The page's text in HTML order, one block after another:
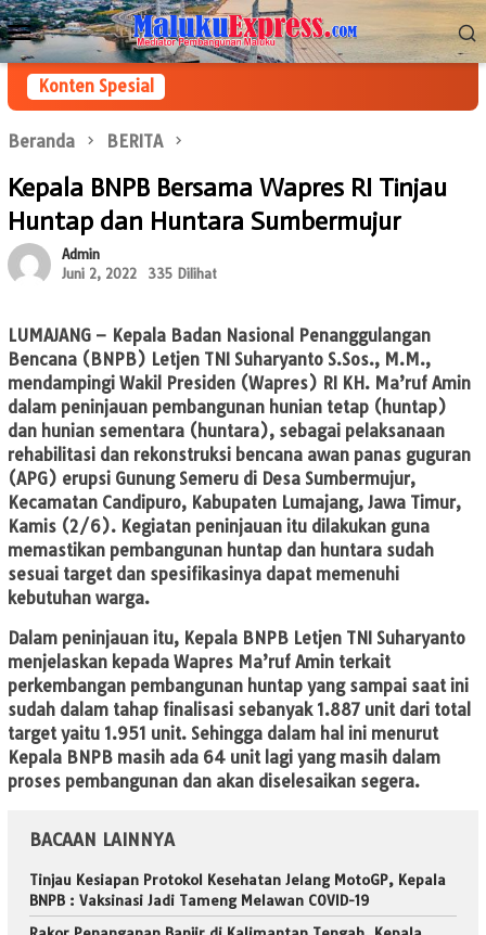
Loncat
ke
konten
Menu
Mobile
Konten Spesial
Beranda BERITA
Kepala BNPB Bersama Wapres RI Tinjau
Huntap dan Huntara Sumbermujur
Admin
Juni 2, 2022
335 Dilihat
LUMAJANG – Kepala Badan Nasional Penanggulangan
Bencana (BNPB) Letjen TNI Suharyanto S.Sos., M.M.,
mendampingi Wakil Presiden (Wapres) RI KH. Ma’ruf Amin
dalam peninjauan pembangunan hunian tetap (huntap)
dan hunian sementara (huntara), sebagai pelaksanaan
rehabilitasi dan rekonstruksi bencana awan panas guguran
(APG) erupsi Gunung Semeru di Desa Sumbermujur,
Kecamatan Candipuro, Kabupaten Lumajang, Jawa Timur,
Kamis (2/6). Kegiatan peninjauan itu dilakukan guna
memastikan pembangunan huntap dan huntara sudah
sesuai target dan spesifikasinya dapat memenuhi
kebutuhan warga.
Dalam peninjauan itu, Kepala BNPB Letjen TNI Suharyanto
menjelaskan kepada Wapres Ma’ruf Amin terkait
perkembangan pembangunan huntap yang sampai saat ini
sudah dalam tahap finalisasi sebanyak 1.887 unit dari total
target yaitu 1.951 unit. Sehingga dalam hal ini menurut
Kepala BNPB masih ada 64 unit lagi yang masih dalam
proses pembangunan dan akan diselesaikan segera.
BACAAN LAINNYA
Tinjau Kesiapan Protokol Kesehatan Jelang MotoGP, Kepala
BNPB : Vaksinasi Jadi Tameng Melawan COVID-19